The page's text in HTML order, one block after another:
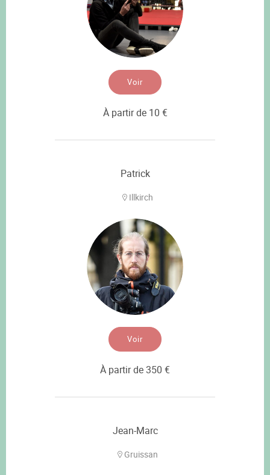
Voir
À partir de 10 €
Patrick
Illkirch
Voir
À partir de 350 €
Jean-Marc
Gruissan